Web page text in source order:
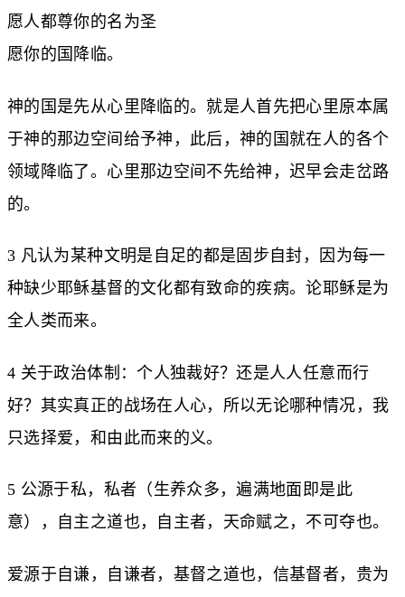
愿人都尊你的名为圣
愿你的国降临。
神的国是先从心里降临的。就是人首先把心里原本属
于神的那边空间给予神，此后，神的国就在人的各个
领域降临了。心里那边空间不先给神，迟早会走岔路
的。
3 凡认为某种文明是自足的都是固步自封，因为每一
种缺少耶稣基督的文化都有致命的疾病。论耶稣是为
全人类而来。
4 关于政治体制：个人独裁好？还是人人任意而行
好？其实真正的战场在人心，所以无论哪种情况，我
只选择爱，和由此而来的义。
5 公源于私，私者（生养众多，遍满地面即是此
意），自主之道也，自主者，天命赋之，不可夺也。
爱源于自谦，自谦者，基督之道也，信基督者，贵为